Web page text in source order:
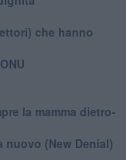
che hanno
la mamma dietro-
nuovo (New Denial)